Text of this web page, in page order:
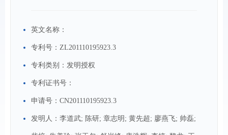
英文名称：
专利号： ZL201110195923.3
专利类别： 发明授权
专利证书号：
申请号： CN201110195923.3
发明人： 李道武; 陈研; 章志明; 黄先超; 廖燕飞; 帅磊;